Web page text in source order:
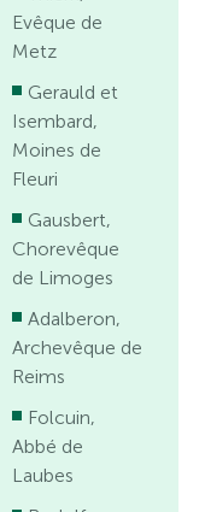
Evêque de
Metz
Gerauld et
Isembard,
Moines de
Fleuri
Gausbert,
Chorevêque
de Limoges
Adalberon,
Archevêque de
Reims
Folcuin,
Abbé de
Laubes